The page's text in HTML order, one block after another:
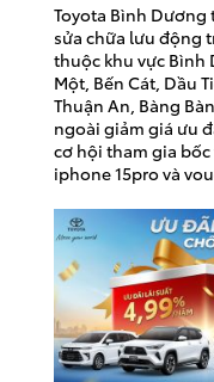
Toyota Bình
sửa chữa lưu động
thuộc khu vực Bình
Một, Bến Cát, Dầu
Thuận An, Bàng
ngoài giảm giá ưu
cơ hội tham gia
iphone 15pro và